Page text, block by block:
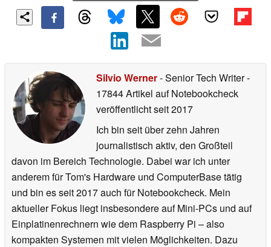
Silvio Werner- Senior Tech Writer-
17844 Artikel auf Notebookcheck
veröffentlichtseit 2017
Ich bin seit über zehn Jahren
journalistisch aktiv, den Großteil
davon im Bereich Technologie. Dabei war ich unter
anderem für Tom's Hardware und ComputerBase tätig
und bin es seit 2017 auch für Notebookcheck. Mein
aktueller Fokus liegt insbesondere auf Mini-PCs und auf
Einplatinenrechnern wie dem Raspberry Pi – also
kompakten Systemen mit vielen Möglichkeiten. Dazu